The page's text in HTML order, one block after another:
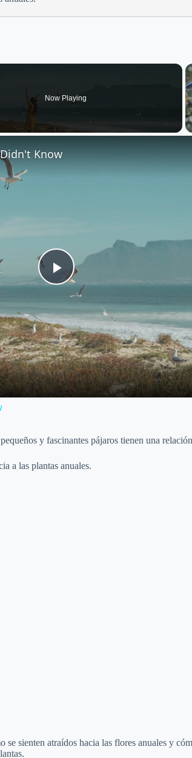
Now Playing
P
l
a
y
i
Know
y fascinantes pájaros tienen una
a las plantas anuales.
sienten atraídos hacia las flores anuales y